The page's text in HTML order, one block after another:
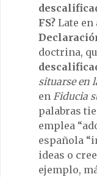
FS? Late en
doctrina,
situarse en
en Fiducia
palabras
emplea
española
ideas o
ejemplo,